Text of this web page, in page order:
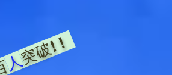
人突破! !